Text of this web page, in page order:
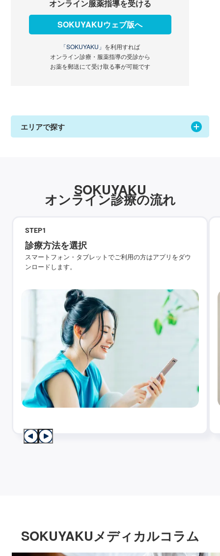
オンライン服薬指導を受ける
SOKUYAKUウェブ版へ
「SOKUYAKU」 を利用すれば
オンライン診療・服薬指導の受診から
お薬を郵送にて受け取る事が可能です
エリアで探す
SOKUYAKU
オンライン診療の流れ
STEP1
診療方法を選択
スマートフォン・タブレットでご利用の方はアプリをダウ
ンロードします。
SOKUYAKUメディカルコラム